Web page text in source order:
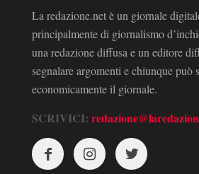
La redazione.net è un giornale
principalmente di giornalismo
una redazione diffusa e un editore
segnalare argomenti e chiunque può
economicamente il giornale.
SCRIVICI: